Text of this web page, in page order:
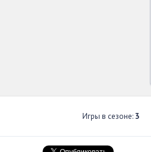
Игры в сезоне: 3